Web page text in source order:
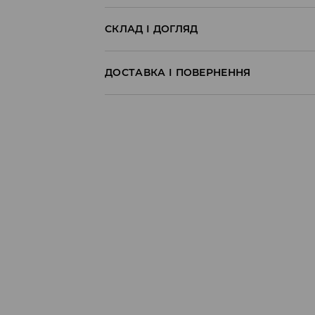
СКЛАД І ДОГЛЯД
ДОСТАВКА І ПОВЕРНЕННЯ